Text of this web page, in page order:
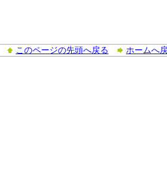
このページの先頭へ戻る ホームへ